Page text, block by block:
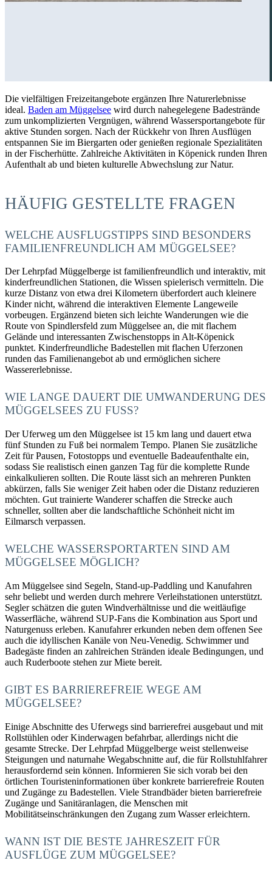
Die vielfältigen Freizeitangebote ergänzen Ihre Naturerlebnisse
ideal. Baden am Müggelsee wird durch nahegelegene Badestrände
zum unkomplizierten Vergnügen, während Wassersportangebote für
aktive Stunden sorgen. Nach der Rückkehr von Ihren Ausflügen
entspannen Sie im Biergarten oder genießen regionale Spezialitäten
in der Fischerhütte. Zahlreiche Aktivitäten in Köpenick runden Ihren
Aufenthalt ab und bieten kulturelle Abwechslung zur Natur.
HÄUFIG GESTELLTE FRAGEN
WELCHE AUSFLUGSTIPPS SIND BESONDERS
FAMILIENFREUNDLICH AM MÜGGELSEE?
Der Lehrpfad Müggelberge ist familienfreundlich und interaktiv, mit
kinderfreundlichen Stationen, die Wissen spielerisch vermitteln. Die
kurze Distanz von etwa drei Kilometern überfordert auch kleinere
Kinder nicht, während die interaktiven Elemente Langeweile
vorbeugen. Ergänzend bieten sich leichte Wanderungen wie die
Route von Spindlersfeld zum Müggelsee an, die mit flachem
Gelände und interessanten Zwischenstopps in Alt-Köpenick
punktet. Kinderfreundliche Badestellen mit flachen Uferzonen
runden das Familienangebot ab und ermöglichen sichere
Wassererlebnisse.
WIE LANGE DAUERT DIE UMWANDERUNG DES
MÜGGELSEES ZU FUSS?
Der Uferweg um den Müggelsee ist 15 km lang und dauert etwa
fünf Stunden zu Fuß bei normalem Tempo. Planen Sie zusätzliche
Zeit für Pausen, Fotostopps und eventuelle Badeaufenthalte ein,
sodass Sie realistisch einen ganzen Tag für die komplette Runde
einkalkulieren sollten. Die Route lässt sich an mehreren Punkten
abkürzen, falls Sie weniger Zeit haben oder die Distanz reduzieren
möchten. Gut trainierte Wanderer schaffen die Strecke auch
schneller, sollten aber die landschaftliche Schönheit nicht im
Eilmarsch verpassen.
WELCHE WASSERSPORTARTEN SIND AM
MÜGGELSEE MÖGLICH?
Am Müggelsee sind Segeln, Stand-up-Paddling und Kanufahren
sehr beliebt und werden durch mehrere Verleihstationen unterstützt.
Segler schätzen die guten Windverhältnisse und die weitläufige
Wasserfläche, während SUP-Fans die Kombination aus Sport und
Naturgenuss erleben. Kanufahrer erkunden neben dem offenen See
auch die idyllischen Kanäle von Neu-Venedig. Schwimmer und
Badegäste finden an zahlreichen Stränden ideale Bedingungen, und
auch Ruderboote stehen zur Miete bereit.
GIBT ES BARRIEREFREIE WEGE AM
MÜGGELSEE?
Einige Abschnitte des Uferwegs sind barrierefrei ausgebaut und mit
Rollstühlen oder Kinderwagen befahrbar, allerdings nicht die
gesamte Strecke. Der Lehrpfad Müggelberge weist stellenweise
Steigungen und naturnahe Wegabschnitte auf, die für Rollstuhlfahrer
herausfordernd sein können. Informieren Sie sich vorab bei den
örtlichen Touristeninformationen über konkrete barrierefreie Routen
und Zugänge zu Badestellen. Viele Strandbäder bieten barrierefreie
Zugänge und Sanitäranlagen, die Menschen mit
Mobilitätseinschränkungen den Zugang zum Wasser erleichtern.
WANN IST DIE BESTE JAHRESZEIT FÜR
AUSFLÜGE ZUM MÜGGELSEE?